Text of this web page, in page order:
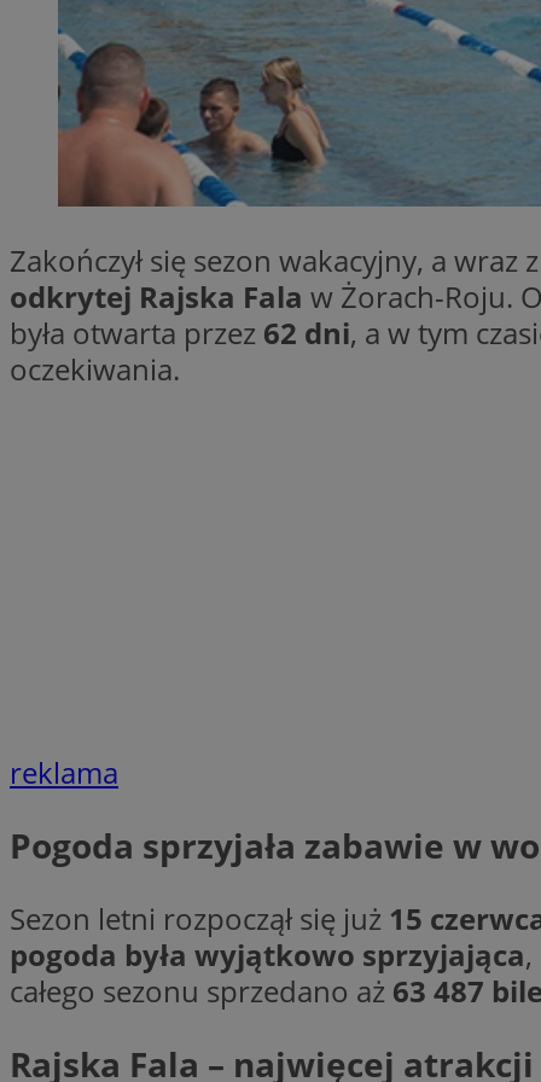
Zakończył się sezon wakacyjny, a
odkrytej Rajska Fala w Żorach-Roju.
była otwarta przez 62 dni, a w tym
oczekiwania.
reklama
Pogoda sprzyjała zabawie w
Sezon letni rozpoczął się już 15
pogoda była wyjątkowo sprzyjająca
całego sezonu sprzedano aż 63 487
Rajska Fala – najwięcej
SessID
QeSessID
suid
INGRESSCOOKIE
Nazwa
_ga_L2744325BY
_ga
tt_viewer
DSID
ADKUID
Nazwa
__mguid_